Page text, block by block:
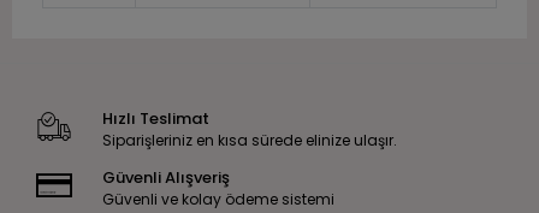
Hızlı Teslimat
Siparişleriniz en kısa sürede elinize ulaşır.
Güvenli Alışveriş
Güvenli ve kolay ödeme sistemi